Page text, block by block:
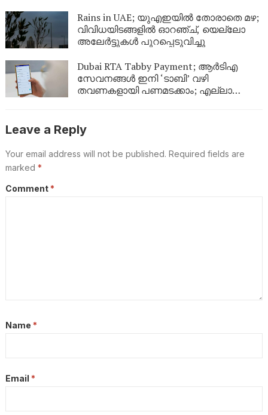
Rains in UAE; യുഎഇയിൽ തോരാതെ മഴ;
വിവിധയിടങ്ങളിൽ ഓറഞ്ച്, യെല്ലോ
അലേർട്ടുകൾ പുറപ്പെടുവിച്ചു
Dubai RTA Tabby Payment; ആർടിഎ
സേവനങ്ങൾ ഇനി ‘ടാബി’ വഴി
തവണകളായി പണമടക്കാം; എല്ലാ
Leave a Reply
Your email address will not be published. Required fields are
marked *
Comment *
Name *
Email *